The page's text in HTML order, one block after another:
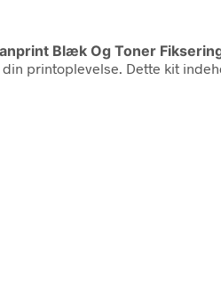
Blæk Og Toner
printoplevelse. Dette kit